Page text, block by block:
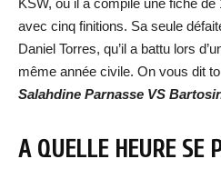
KSW, où il a compilé une fiche
avec cinq finitions. Sa seule
Daniel Torres, qu’il a battu lors
même année civile. On vous dit
Salahdine Parnasse VS
A QUELLE HEURE SE